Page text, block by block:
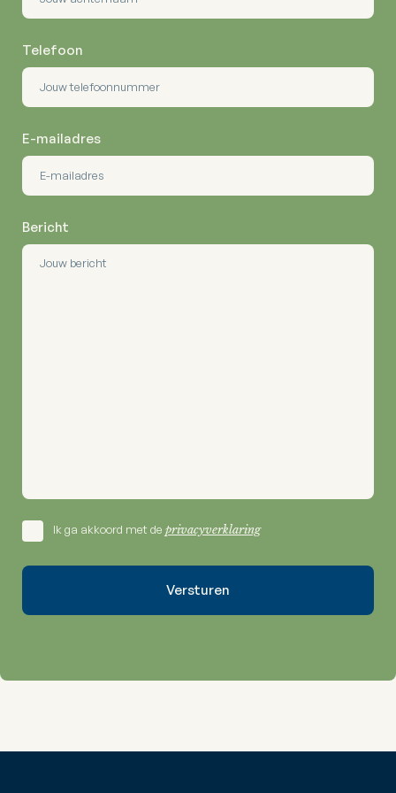
Telefoon
E-mailadres
Bericht
Ik ga akkoord met de privacyverklaring